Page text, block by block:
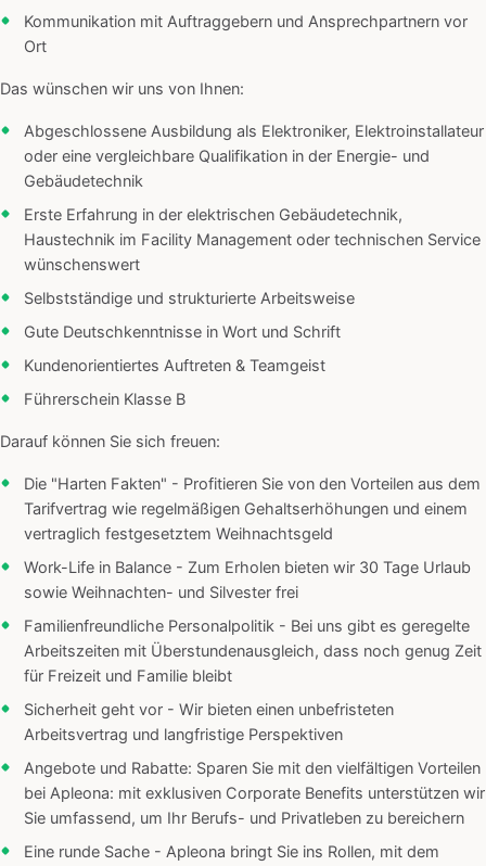
Kommunikation mit Auftraggebern und Ansprechpartnern vor
Ort
Das wünschen wir uns von Ihnen:
Abgeschlossene Ausbildung als Elektroniker, Elektroinstallateur
oder eine vergleichbare Qualifikation in der Energie- und
Gebäudetechnik
Erste Erfahrung in der elektrischen Gebäudetechnik,
Haustechnik im Facility Management oder technischen Service
wünschenswert
Selbstständige und strukturierte Arbeitsweise
Gute Deutschkenntnisse in Wort und Schrift
Kundenorientiertes Auftreten & Teamgeist
Führerschein Klasse B
Darauf können Sie sich freuen:
Die "Harten Fakten" - Profitieren Sie von den Vorteilen aus dem
Tarifvertrag wie regelmäßigen Gehaltserhöhungen und einem
vertraglich festgesetztem Weihnachtsgeld
Work-Life in Balance - Zum Erholen bieten wir 30 Tage Urlaub
sowie Weihnachten- und Silvester frei
Familienfreundliche Personalpolitik - Bei uns gibt es geregelte
Arbeitszeiten mit Überstundenausgleich, dass noch genug Zeit
für Freizeit und Familie bleibt
Sicherheit geht vor - Wir bieten einen unbefristeten
Arbeitsvertrag und langfristige Perspektiven
Angebote und Rabatte: Sparen Sie mit den vielfältigen Vorteilen
bei Apleona: mit exklusiven Corporate Benefits unterstützen wir
Sie umfassend, um Ihr Berufs- und Privatleben zu bereichern
Eine runde Sache - Apleona bringt Sie ins Rollen, mit dem